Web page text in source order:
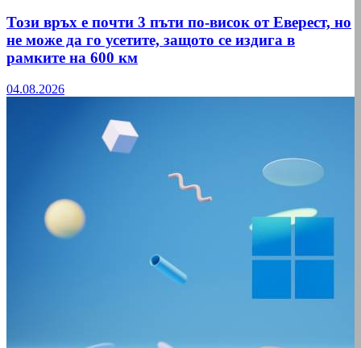
Този връх е почти 3 пъти по-висок от Еверест, но
не може да го усетите, защото се издига в
рамките на 600 км
04.08.2026